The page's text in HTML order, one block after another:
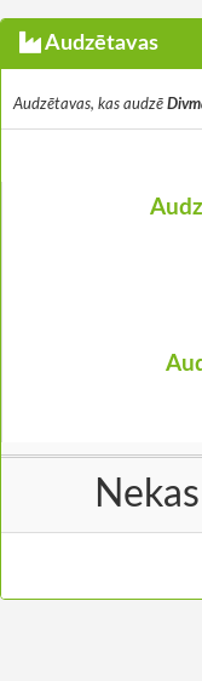
Audzētavas
Audzētavas, kas audzē